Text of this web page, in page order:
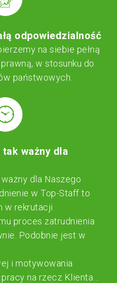
odpowiedzialność
na siebie pełną
w stosunku do
państwowych.
ważny dla
dla Naszego
w Top-Staff to
w rekrutacji
proces zatrudnienia
Podobnie jest w
i motywowania
na rzecz Klienta…